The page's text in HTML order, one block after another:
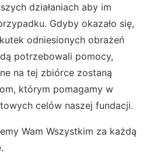
działaniach aby im
Gdyby okazało się,
odniesionych obrażeń
potrzebowali pomocy,
na tej zbiórce zostaną
którym pomagamy w
celów naszej fundacji.
Wam Wszystkim za każdą